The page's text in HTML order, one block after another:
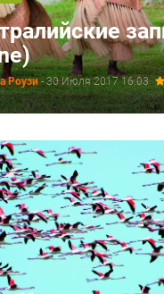
Роузи-30 Июля 2017 16:03